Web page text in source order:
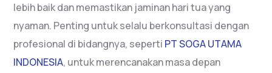
lebih baik dan memastikan jaminan hari tua yang
nyaman. Penting untuk selalu berkonsultasi dengan
profesional di bidangnya, seperti PT SOGA UTAMA
INDONESIA, untuk merencanakan masa depan